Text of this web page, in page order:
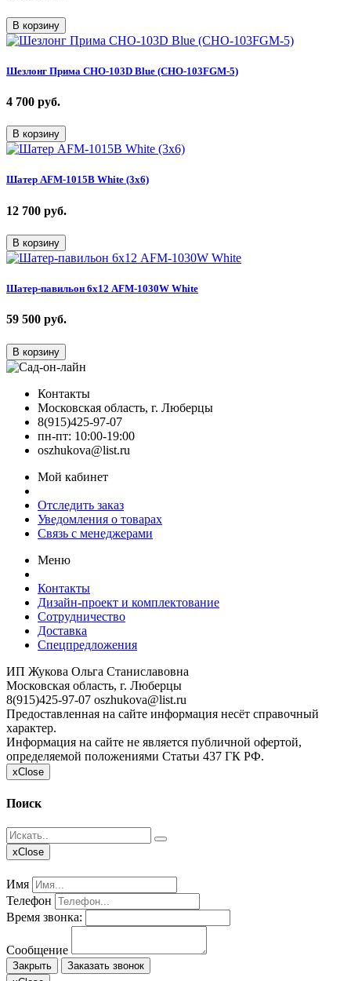
В корзину
Шезлонг Прима CHO-103D Blue (CHO-103FGM-5)
4 700 руб.
В корзину
Шатер AFM-1015B White (3х6)
12 700 руб.
В корзину
Шатер-павильон 6х12 AFM-1030W White
59 500 руб.
В корзину
Контакты
Московская область, г. Люберцы
8(915)425-97-07
пн-пт: 10:00-19:00
oszhukova@list.ru
Мой кабинет
Отследить заказ
Уведомления о товарах
Связь с менеджерами
Меню
Контакты
Дизайн-проект и комплектование
Сотрудничество
Доставка
Спецпредложения
ИП Жукова Ольга Станиславовна
Московская область, г. Люберцы
8(915)425-97-07 oszhukova@list.ru
Предоставленная на сайте информация несёт справочный
характер.
Информация на сайте не является публичной офертой,
определяемой положениями Статьи 437 ГК РФ.
xClose
Поиск
xClose
Имя
Телефон
Время звонка:
Сообщение
Закрыть
Заказать звонок